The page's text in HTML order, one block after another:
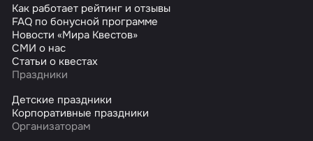
Как работает рейтинг и отзывы
FAQ по бонусной программе
Новости «Мира Квестов»
СМИ о нас
Статьи о квестах
Праздники
Детские праздники
Корпоративные праздники
Организаторам